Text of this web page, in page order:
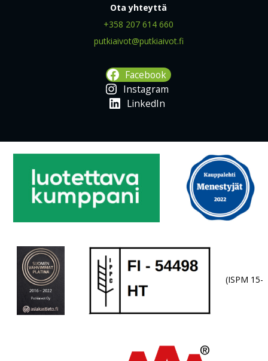
Ota yhteyttä
+358 207 614 660
putkiaivot@putkiaivot.fi
Facebook
Instagram
LinkedIn
(ISPM 15-